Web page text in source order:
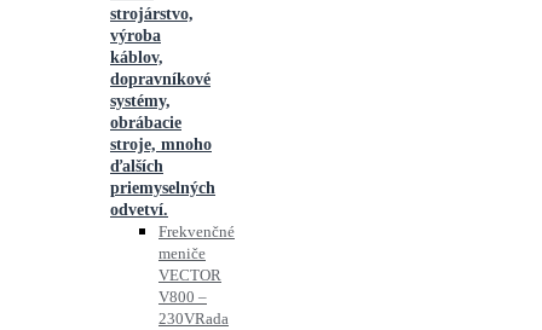
strojárstvo,
výroba
káblov,
dopravníkové
systémy,
obrábacie
stroje, mnoho
ďalších
priemyselných
odvetví.
Frekvenčné
meniče
VECTOR
V800 –
230VRada